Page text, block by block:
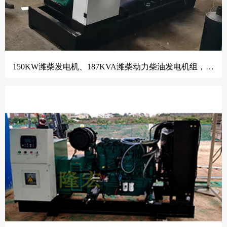
150KW潍柴发电机、187KVA潍柴动力柴油发电机组，底部油箱、四保护控制器、侧面柜